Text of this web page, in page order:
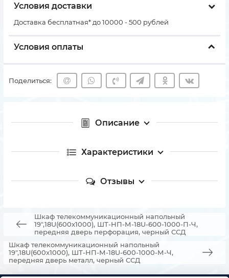
Условия доставки
Доставка бесплатная* до 10000 - 500 рублей
Условия оплаты
Поделиться:
Описание
Характеристики
Отзывы
Шкаф телекоммуникационный напольный
19",18U(600x1000), ШТ-НП-М-18U-600-1000-П-Ч,
передняя дверь перфорация, черный ССД
Шкаф телекоммуникационный напольный
19",18U(600x1000), ШТ-НП-М-18U-600-1000-М-Ч,
передняя дверь металл, черный ССД